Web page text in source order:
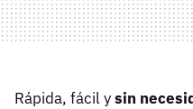
Rápida, fácil ysin